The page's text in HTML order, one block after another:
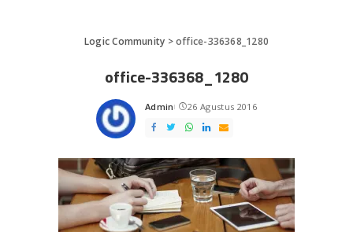
Logic Community >office-336368_1280
office-336368_1280
Posted
by
Admin 26 Agustus 2016